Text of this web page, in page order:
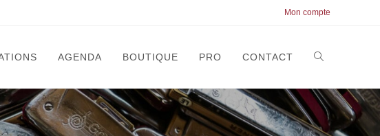
Mon compte
AGENDA BOUTIQUE PRO CONTACT